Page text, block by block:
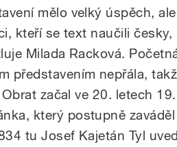
mělo velký úspěch, ale
kteří se text naučili česky,
Milada Racková.
představením nepřála,
začal ve 20. letech 19.
který postupně zaváděl
tu Josef Kajetán Tyl